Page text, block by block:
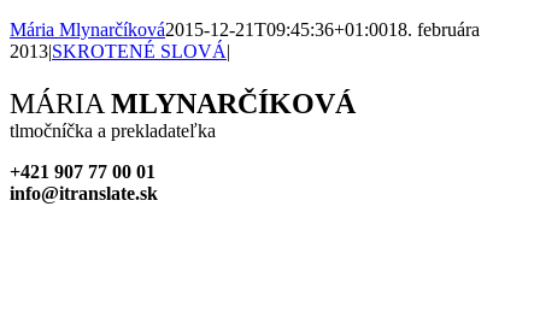
Mária Mlynarčíková2015-12-21T09:45:36+01:0018. februára
2013|SKROTENÉ SLOVÁ|
Facebook
X
Reddit
LinkedIn
WhatsApp
Tumblr
Pinterest
Vk
Xing
Email
MÁRIA MLYNARČÍKOVÁ
tlmočníčka a prekladateľka
+421 907 77 00 01
info@itranslate.sk